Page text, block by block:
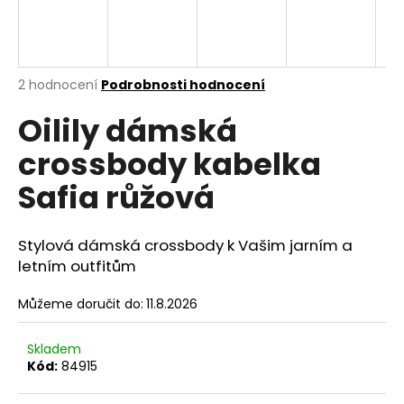
Průměrné
produktu
je
z
5
hvězdiček.
2 hodnocení Podrobnosti hodnocení
Oilily dámská
crossbody kabelka
Safia růžová
Stylová dámská crossbody k Vašim jarním a
letním outfitům
Můžeme doručit do: 11.8.2026
Skladem
Kód: 84915
í
t
?
HLEDAT
o
p
o
u